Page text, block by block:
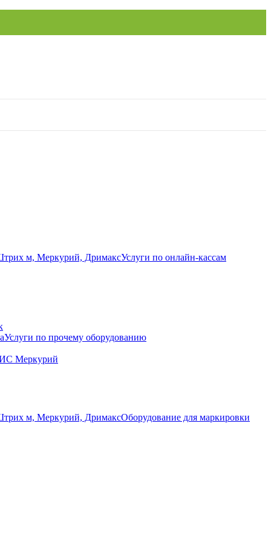
Услуги по онлайн-кассам
Услуги по прочему оборудованию
Меркурий
Оборудование для маркировки